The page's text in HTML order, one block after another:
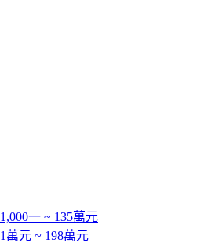
1,000一 ~ 135萬元
1萬元 ~ 198萬元